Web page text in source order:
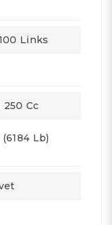
Links
250 Cc
Lb)